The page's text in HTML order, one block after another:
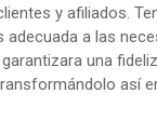
y afiliados.
a las
una
así